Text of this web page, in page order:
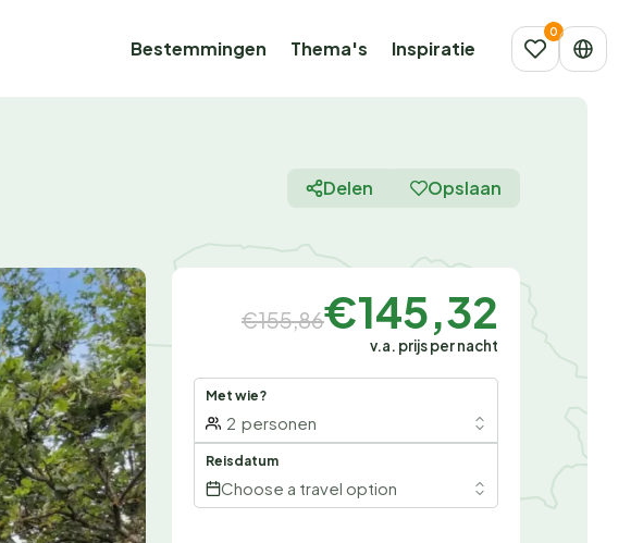
Bestemmingen Thema's Inspiratie
Delen Opslaan
€155,86€145,32
v.a. prijs per nacht
Met wie?
2 personen
Reisdatum
Choose a travel option